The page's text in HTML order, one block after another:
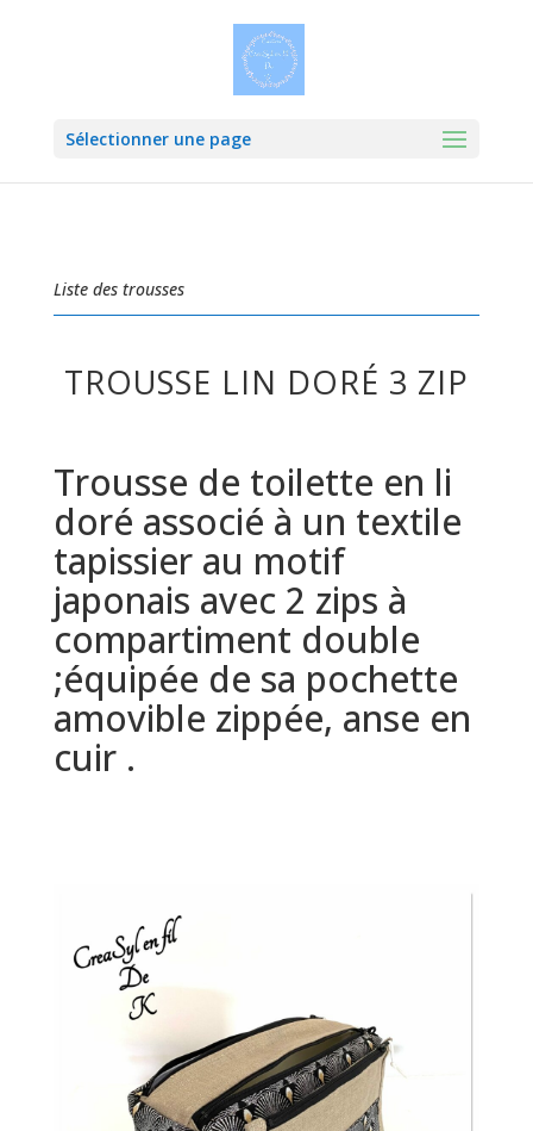
Sélectionner une page
Liste des trousses
TROUSSE LIN DORÉ 3 ZIP
Trousse de toilette en li
doré associé à un textile
tapissier au motif
japonais avec 2 zips à
compartiment double
;équipée de sa pochette
amovible zippée, anse en
cuir .